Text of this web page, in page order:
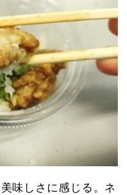
味しさに感じる。ネ